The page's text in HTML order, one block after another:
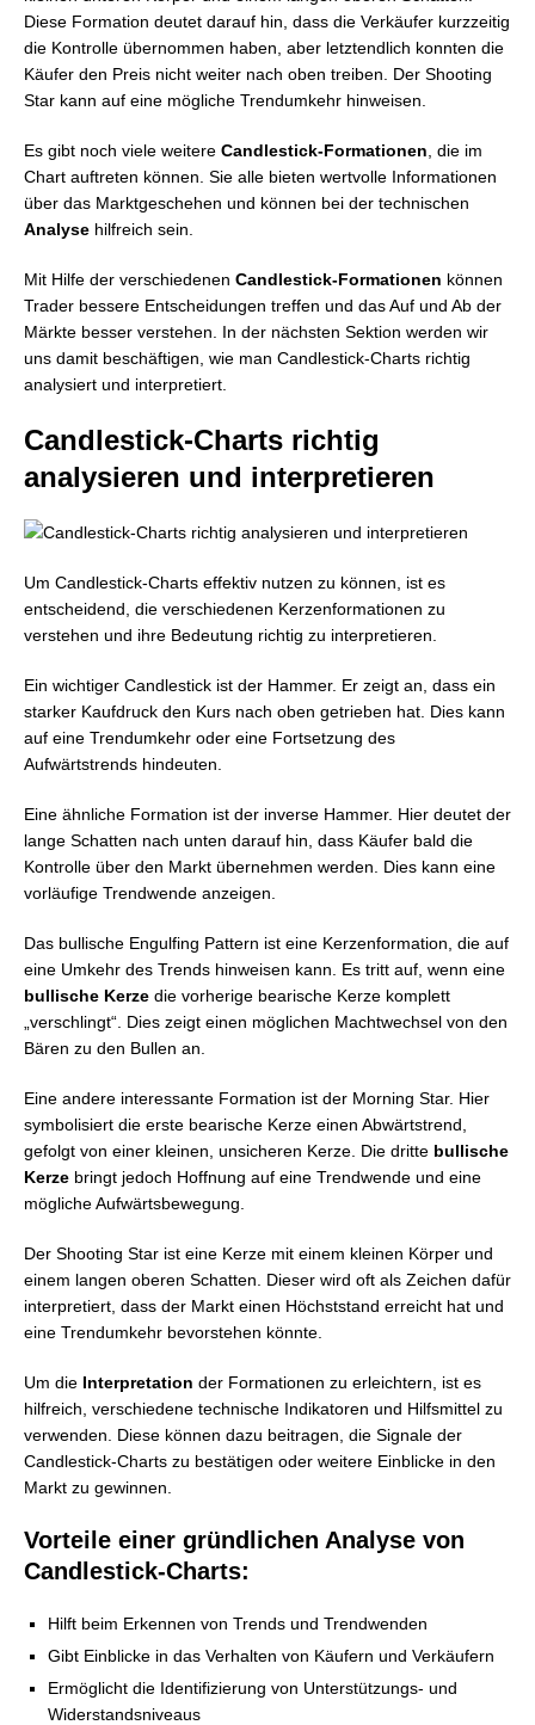
Diese Formation deutet darauf hin, dass die Verkäufer kurzzeitig
die Kontrolle übernommen haben, aber letztendlich konnten die
Käufer den Preis nicht weiter nach oben treiben. Der Shooting
Star kann auf eine mögliche Trendumkehr hinweisen.
Es gibt noch viele weitere Candlestick-Formationen , die im
Chart auftreten können. Sie alle bieten wertvolle Informationen
über das Marktgeschehen und können bei der technischen
Analyse hilfreich sein.
Mit Hilfe der verschiedenen Candlestick-Formationen können
Trader bessere Entscheidungen treffen und das Auf und Ab der
Märkte besser verstehen. In der nächsten Sektion werden wir
uns damit beschäftigen, wie man Candlestick-Charts richtig
analysiert und interpretiert.
Candlestick-Charts richtig
analysieren und interpretieren
Um Candlestick-Charts effektiv nutzen zu können, ist es
entscheidend, die verschiedenen Kerzenformationen zu
verstehen und ihre Bedeutung richtig zu interpretieren.
Ein wichtiger Candlestick ist der Hammer. Er zeigt an, dass ein
starker Kaufdruck den Kurs nach oben getrieben hat. Dies kann
auf eine Trendumkehr oder eine Fortsetzung des
Aufwärtstrends hindeuten.
Eine ähnliche Formation ist der inverse Hammer. Hier deutet der
lange Schatten nach unten darauf hin, dass Käufer bald die
Kontrolle über den Markt übernehmen werden. Dies kann eine
vorläufige Trendwende anzeigen.
Das bullische Engulfing Pattern ist eine Kerzenformation, die auf
eine Umkehr des Trends hinweisen kann. Es tritt auf, wenn eine
bullische Kerze die vorherige bearische Kerze komplett
„verschlingt“. Dies zeigt einen möglichen Machtwechsel von den
Bären zu den Bullen an.
Eine andere interessante Formation ist der Morning Star. Hier
symbolisiert die erste bearische Kerze einen Abwärtstrend,
gefolgt von einer kleinen, unsicheren Kerze. Die dritte bullische
Kerze bringt jedoch Hoffnung auf eine Trendwende und eine
mögliche Aufwärtsbewegung.
Der Shooting Star ist eine Kerze mit einem kleinen Körper und
einem langen oberen Schatten. Dieser wird oft als Zeichen dafür
interpretiert, dass der Markt einen Höchststand erreicht hat und
eine Trendumkehr bevorstehen könnte.
Um die Interpretation der Formationen zu erleichtern, ist es
hilfreich, verschiedene technische Indikatoren und Hilfsmittel zu
verwenden. Diese können dazu beitragen, die Signale der
Candlestick-Charts zu bestätigen oder weitere Einblicke in den
Markt zu gewinnen.
Vorteile einer gründlichen Analyse von
Candlestick-Charts:
Hilft beim Erkennen von Trends und Trendwenden
Gibt Einblicke in das Verhalten von Käufern und Verkäufern
Ermöglicht die Identifizierung von Unterstützungs- und
Widerstandsniveaus